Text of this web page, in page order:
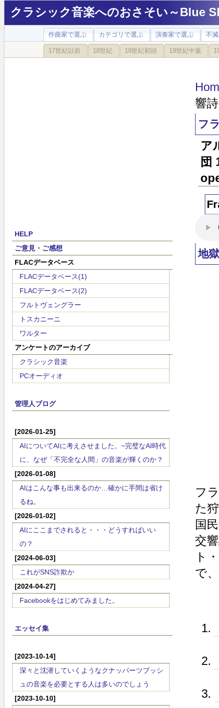
クラシック音楽へのおさそい～Blue
作曲家で選ぶ カテゴリで選ぶ 演奏家で選ぶ 不
17世紀以前 18世紀 19世紀初頭 19世紀中葉
HELP
ご意見・ご感想
FLACデータベース
FLACデータベース(1)
FLACデータベース(2)
フルトヴェングラー
トスカニーニ
ワルター
アンケートのアーカイブ
クラシック音楽
PCオーディオ
管理人ブログ
[2026-01-25]
AIについてAIに考えさせました。~完璧なAI時代
に、なぜ「不完全な人間」の音楽が輝くのか？
[2026-01-08]
AIはこんな事も出来るのか…確かに手間は省け
るね。
[2026-01-02]
AIにここまでされると・・・どうすればいい
の？
[2024-06-03]
これがSNS詐欺か
[2024-04-27]
Facebookをはじめてみました。
エッセイ集
[2023-10-14]
深々と沈潜していくようなクナッパーツブッシ
ュの音楽を必要とする人は多いのでしょう
[2023-10-10]
響
フ
ア
団
地
フ
た
国
交
ト
で